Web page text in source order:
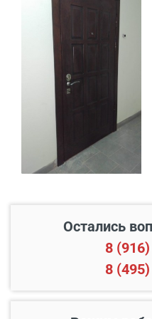
металлического каркаса,
долговечность и
Благодаря
функциональности и
дверь станет удачным
украшает и делает
комфортным.
В пределах МКАД и в
радиусе 20 км от него
Свыше 20 км от МКАД
Подъем до квартиры
Остались
8
8